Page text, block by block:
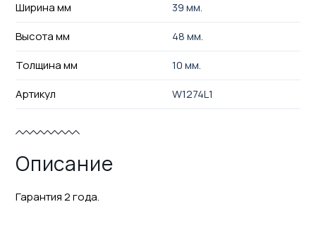
Ширина мм
39 мм.
Высота мм
48 мм.
Толщина мм
10 мм.
Артикул
W1274L1
Описание
Гарантия 2 года.